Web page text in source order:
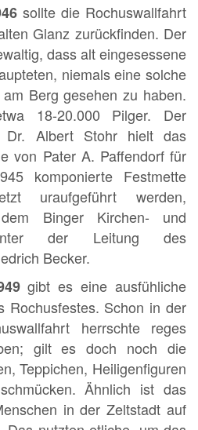
sollte die Rochuswallfahrt
Glanz zurückfinden. Der
dass alt eingesessene
niemals eine solche
Berg gesehen zu haben.
18-20.000 Pilger. Der
Dr. Albert Stohr hielt das
von Pater A. Paffendorf für
komponierte Festmette
uraufgeführt werden,
Binger Kirchen- und
der Leitung des
Becker.
gibt es eine ausfühliche
Rochusfestes. Schon in der
herrschte reges
gilt es doch noch die
Teppichen, Heiligenfiguren
Ähnlich ist das
in der Zeltstadt auf